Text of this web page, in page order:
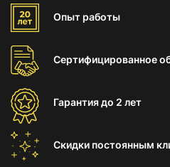
Опыт работы
Сертифицированное
Гарантиядо 2 лет
Скидки постоянным